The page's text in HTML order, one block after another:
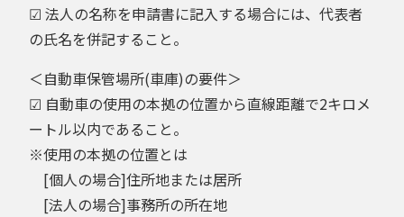
☑ 法人の名称を申請書に記入する場合には、代表者
の氏名を併記すること。
＜自動車保管場所(車庫)の要件＞
☑ 自動車の使用の本拠の位置から直線距離で2キロメ
ートル以内であること。
※使用の本拠の位置とは
[個人の場合]住所地または居所
[法人の場合]事務所の所在地